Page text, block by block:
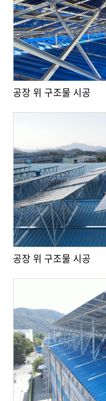
공장 위 구조물 시공
공장 위 구조물 시공